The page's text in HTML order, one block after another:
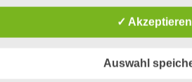
als für die Verarbeitung
Schutz der über diese
✓ Akzeptieren
Auswahl